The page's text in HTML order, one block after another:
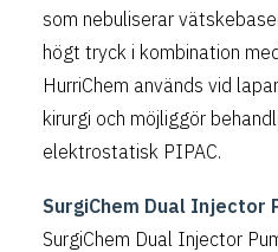
som nebuliserar
högt tryck i kombination
HurriChem används vid
kirurgi och möjliggör
elektrostatisk PIPAC.
SurgiChem Dual Injector
SurgiChem Dual Injector